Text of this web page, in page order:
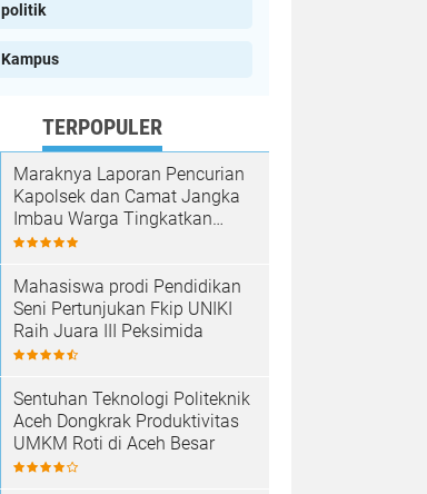
politik
Kampus
TERPOPULER
Maraknya Laporan Pencurian
Kapolsek dan Camat Jangka
Imbau Warga Tingkatkan
Kewaspadaan
Mahasiswa prodi Pendidikan
Seni Pertunjukan Fkip UNIKI
Raih Juara III Peksimida
Sentuhan Teknologi Politeknik
Aceh Dongkrak Produktivitas
UMKM Roti di Aceh Besar